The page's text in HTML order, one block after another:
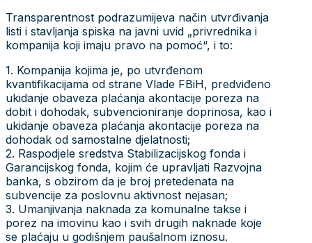
Transparentnost podrazumijeva način utvrđivanja
listi i stavljanja spiska na javni uvid „privrednika i
kompanija koji imaju pravo na pomoć“, i to:
1. Kompanija kojima je, po utvrđenom
kvantifikacijama od strane Vlade FBiH, predviđeno
ukidanje obaveza plaćanja akontacije poreza na
dobit i dohodak, subvencioniranje doprinosa, kao i
ukidanje obaveza plaćanja akontacije poreza na
dohodak od samostalne djelatnosti;
2. Raspodjele sredstva Stabilizacijskog fonda i
Garancijskog fonda, kojim će upravljati Razvojna
banka, s obzirom da je broj pretedenata na
subvencije za poslovnu aktivnost nejasan;
3. Umanjivanja naknada za komunalne takse i
porez na imovinu kao i svih drugih naknade koje
se plaćaju u godišnjem paušalnom iznosu.